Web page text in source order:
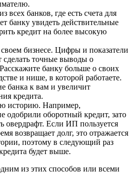
всех банков, где есть счета для
банку увидеть действительные
кредит на более высокую
своем бизнесе. Цифры и показатели
сделать точные выводы о
банку больше о своих
и нише, в которой работаете.
банка к вам и увеличит
кредита.
историю. Например,
одобрили оборотный кредит, зато
овердрафт. Если ИП пользуется
возвращает долг, это отражается
поэтому в следующий раз
будет выше.
из этих способов или всеми